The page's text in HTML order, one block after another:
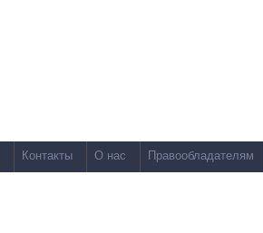
Контакты
О нас Правообладателям